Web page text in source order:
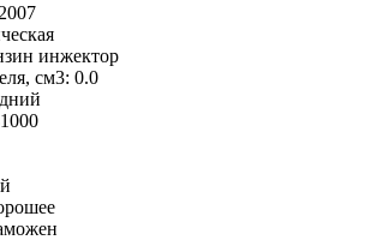
2007
инжектор
см3: 0.0